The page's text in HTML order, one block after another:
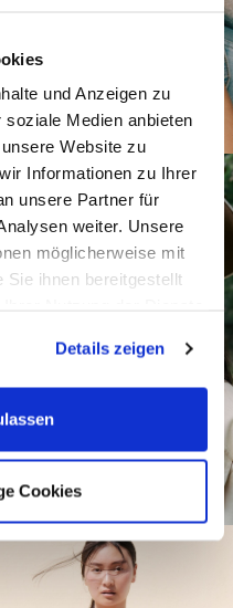
und Anzeigen zu
Medien anbieten
Website zu
Informationen zu Ihrer
unsere Partner für
weiter. Unsere
möglicherweise mit
Sie ihnen bereitgestellt
Details zeigen
Cookies